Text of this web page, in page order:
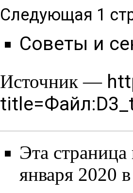
Следующая 1
Советы и
Источник —
Эта
января 2020